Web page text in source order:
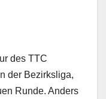
des TTC
der Bezirksliga,
Runde. Anders